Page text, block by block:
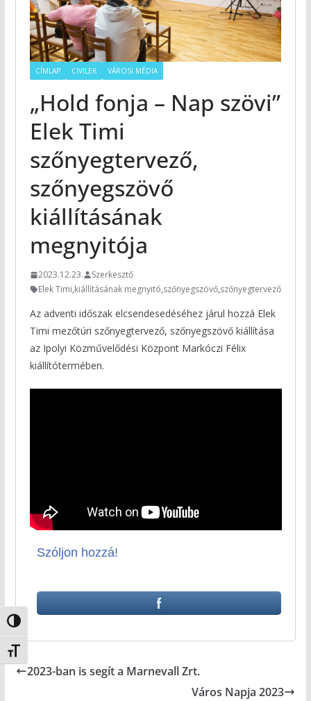
Nagy kontraszt váltása
Betűméret váltása
CÍMLAP CIVILEK VÁROSI MÉDIA
„Hold fonja – Nap szövi”
Elek Timi
szőnyegtervező,
szőnyegszövő
kiállításának
megnyitója
2023.12.23.
Szerkesztő
Elek Timi,kiállításának megnyitó,szőnyegszövő,szőnyegtervező
Az adventi időszak elcsendesedéséhez járul hozzá Elek
Timi mezőtúri szőnyegtervező, szőnyegszövő kiállítása
az Ipolyi Közművelődési Központ Markóczi Félix
kiállítótermében.
Szóljon hozzá!
2023-ban is segít a Marnevall Zrt.
Város Napja 2023